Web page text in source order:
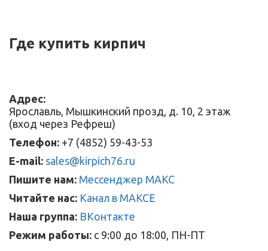
Где купить кирпич
Адрес:
Ярославль, Мышкинский прозд, д. 10, 2 этаж
(вход через Рефреш)
Телефон: +7 (4852) 59-43-53
E-mail: sales@kirpich76.ru
Пишите нам: Мессенджер МАКС
Читайте нас: Канал в МАКСЕ
Наша группа: ВКонтакте
Режим работы: с 9:00 до 18:00, ПН-ПТ